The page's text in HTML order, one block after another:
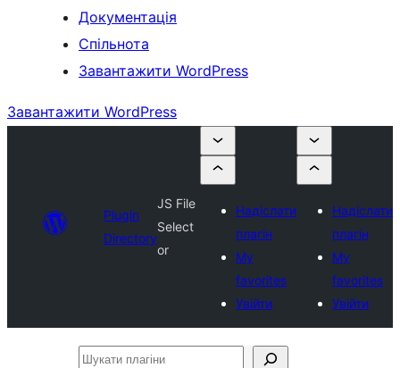
Документація
Спільнота
Завантажити WordPress
Завантажити WordPress
Plugin
Directory
JS File
Select
or
Надіслати
плагін
My
favorites
Увійти
Надіслати
плагін
My
favorites
Увійти
Шукати